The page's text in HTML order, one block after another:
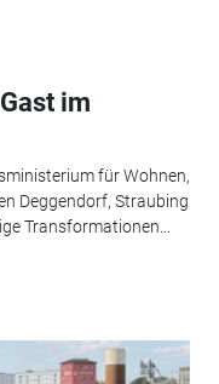
im
für Wohnen,
Deggendorf, Straubing
Transformationen...